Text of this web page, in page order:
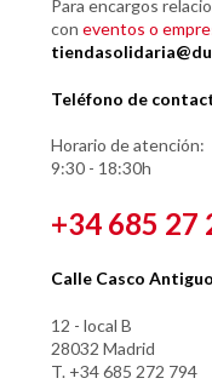
Para encargos
con eventos o
Teléfono de
Horario de atención:
9:30 - 18:30h
+34 685 27
Calle Casco Antiguo
12 - local B
28032 Madrid
T. +34 685 272 794